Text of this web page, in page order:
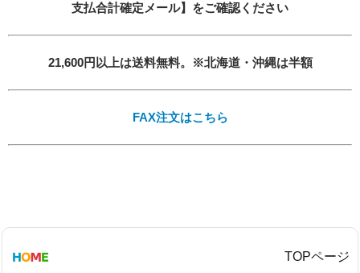
必須
Eメール
支払合計確定メール】をご確認ください
21,600円以上は送料無料。※北海道・沖縄は半額
FAX注文はこちら
TOPページ